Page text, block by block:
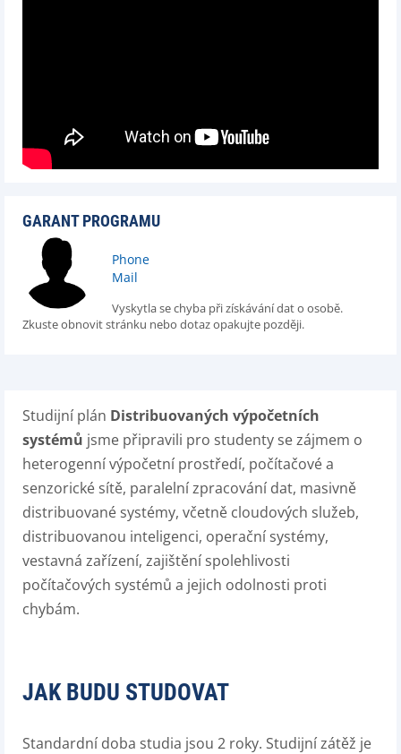
GARANT PROGRAMU
Phone
Mail
Vyskytla se chyba při získávání dat o osobě.
Zkuste obnovit stránku nebo dotaz opakujte později.
Studijní plán Distribuovaných výpočetních
systémů jsme připravili pro studenty se zájmem o
heterogenní výpočetní prostředí, počítačové a
senzorické sítě, paralelní zpracování dat, masivně
distribuované systémy, včetně cloudových služeb,
distribuovanou inteligenci, operační systémy,
vestavná zařízení, zajištění spolehlivosti
počítačových systémů a jejich odolnosti proti
chybám.
JAK BUDU STUDOVAT
Standardní doba studia jsou 2 roky. Studijní zátěž je